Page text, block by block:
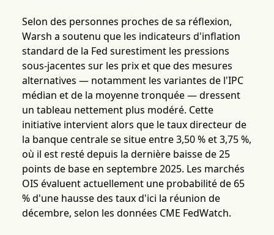
Selon des personnes proches de sa réflexion,
Warsh a soutenu que les indicateurs d'inflation
standard de la Fed surestiment les pressions
sous-jacentes sur les prix et que des mesures
alternatives — notamment les variantes de l'IPC
médian et de la moyenne tronquée — dressent
un tableau nettement plus modéré. Cette
initiative intervient alors que le taux directeur de
la banque centrale se situe entre 3,50 % et 3,75 %,
où il est resté depuis la dernière baisse de 25
points de base en septembre 2025. Les marchés
OIS évaluent actuellement une probabilité de 65
% d'une hausse des taux d'ici la réunion de
décembre, selon les données CME FedWatch.